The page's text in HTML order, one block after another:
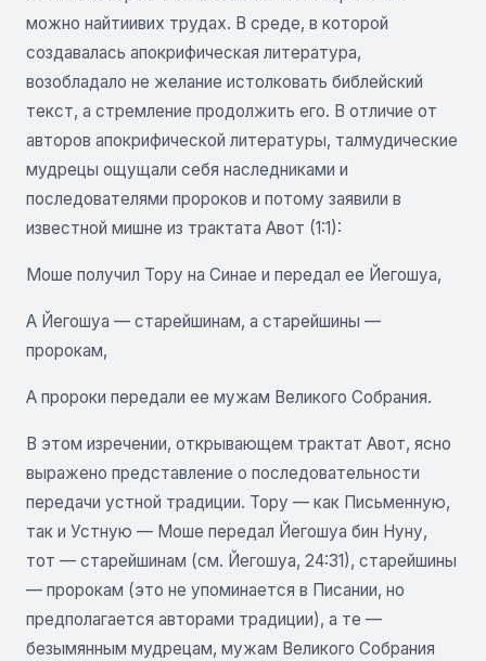
можно найтиивих трудах. В среде, в которой
создавалась апокрифическая литература,
возобладало не желание истолковать библейский
текст, а стремление продолжить его. В отличие от
авторов апокрифической литературы, талмудические
мудрецы ощущали себя наследниками и
последователями пророков и потому заявили в
известной мишне из трактата Авот (1:1):
Моше получил Тору на Синае и передал ее Йегошуа,
А Йегошуа — старейшинам, а старейшины —
пророкам,
А пророки передали ее мужам Великого Собрания.
В этом изречении, открывающем трактат Авот, ясно
выражено представление о последовательности
передачи устной традиции. Тору — как Письменную,
так и Устную — Моше передал Йегошуа бин Нуну,
тот — старейшинам (см. Йегошуа, 24:31), старейшины
— пророкам (это не упоминается в Писании, но
предполагается авторами традиции), а те —
безымянным мудрецам, мужам Великого Собрания